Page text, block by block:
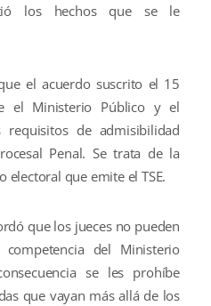
los hechos que se le
el acuerdo suscrito el 15
el Ministerio Público y el
de admisibilidad
Penal. Se trata de la
que emite el TSE.
que los jueces no pueden
del Ministerio
se les prohíbe
que vayan más allá de los